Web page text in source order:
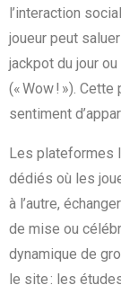
l’interaction
joueur peut
jackpot du jour
(« Wow ! »).
sentiment
Les plateformes
dédiés où les
à l’autre,
de mise ou
dynamique de
le site : les